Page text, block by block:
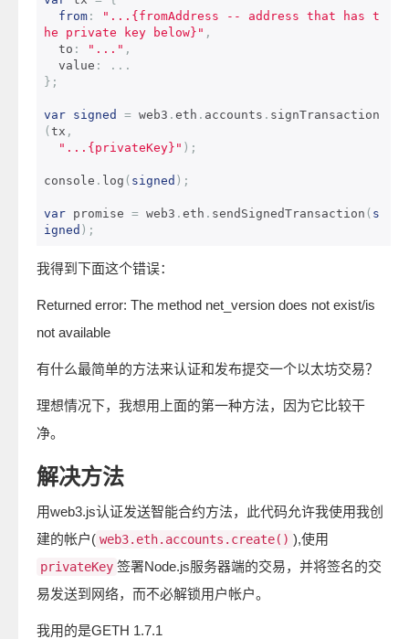
from :
"...{fromAddress -- address that has t
he private key below}" ,
  to
: "..." ,
  value
:
...
};
var signed = web3 . eth . accounts . signTransaction
( tx ,
"...{privateKey}" );
console . log ( signed );
var promise = web3 . eth . sendSignedTransaction ( s
igned );
我得到下面这个错误：
Returned error: The method net_version does not exist/is
not available
有什么最简单的方法来认证和发布提交一个以太坊交易？
理想情况下，我想用上面的第一种方法，因为它比较干
净。
解决方法
用web3.js认证发送智能合约方法，此代码允许我使用我创
建的帐户( web3.eth.accounts.create() ),使用
privateKey 签署Node.js服务器端的交易，并将签名的交
易发送到网络，而不必解锁用户帐户。
我用的是GETH 1.7.1